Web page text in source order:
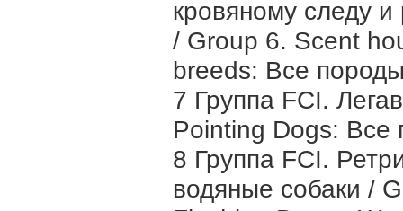
кровяному следу
/ Group 6. Scent
breeds: Все
7 Группа FCI.
Pointing Dogs: Все
8 Группа FCI.
водяные собаки /